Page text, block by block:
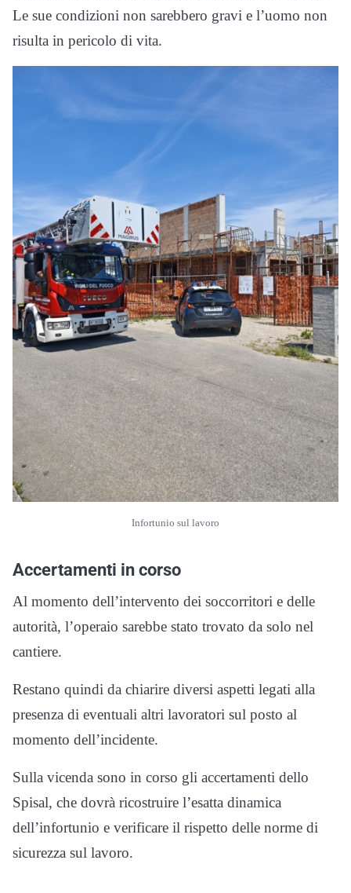
Le sue condizioni non sarebbero gravi e l’uomo non
risulta in pericolo di vita.
Infortunio sul lavoro
Accertamenti in corso
Al momento dell’intervento dei soccorritori e delle
autorità, l’operaio sarebbe stato trovato da solo nel
cantiere.
Restano quindi da chiarire diversi aspetti legati alla
presenza di eventuali altri lavoratori sul posto al
momento dell’incidente.
Sulla vicenda sono in corso gli accertamenti dello
Spisal, che dovrà ricostruire l’esatta dinamica
dell’infortunio e verificare il rispetto delle norme di
sicurezza sul lavoro.